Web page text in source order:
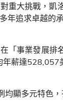
重大挑戰，凱
年追求卓越的
「事業發展排
年薪達528,057
顯多元特色，